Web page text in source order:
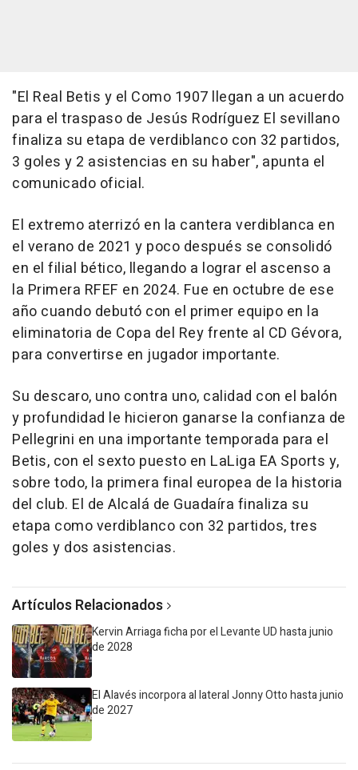
"El Real Betis y el Como 1907 llegan a un acuerdo
para el traspaso de Jesús Rodríguez El sevillano
finaliza su etapa de verdiblanco con 32 partidos,
3 goles y 2 asistencias en su haber", apunta el
comunicado oficial.
El extremo aterrizó en la cantera verdiblanca en
el verano de 2021 y poco después se consolidó
en el filial bético, llegando a lograr el ascenso a
la Primera RFEF en 2024. Fue en octubre de ese
año cuando debutó con el primer equipo en la
eliminatoria de Copa del Rey frente al CD Gévora,
para convertirse en jugador importante.
Su descaro, uno contra uno, calidad con el balón
y profundidad le hicieron ganarse la confianza de
Pellegrini en una importante temporada para el
Betis, con el sexto puesto en LaLiga EA Sports y,
sobre todo, la primera final europea de la historia
del club. El de Alcalá de Guadaíra finaliza su
etapa como verdiblanco con 32 partidos, tres
goles y dos asistencias.
Artículos Relacionados
Kervin Arriaga ficha por el Levante UD hasta junio
de 2028
El Alavés incorpora al lateral Jonny Otto hasta junio
de 2027